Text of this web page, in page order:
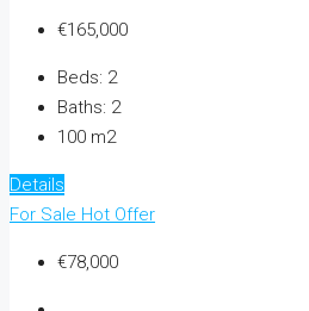
€165,000
Beds: 2
Baths: 2
100 m2
Details
For Sale Hot Offer
€78,000